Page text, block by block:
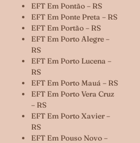
EFT Em Pontão – RS
EFT Em Ponte Preta – RS
EFT Em Portão – RS
EFT Em Porto Alegre –
RS
EFT Em Porto Lucena –
RS
EFT Em Porto Mauá – RS
EFT Em Porto Vera Cruz
– RS
EFT Em Porto Xavier –
RS
EFT Em Pouso Novo –